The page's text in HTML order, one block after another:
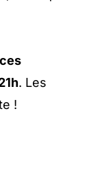
. Les
!